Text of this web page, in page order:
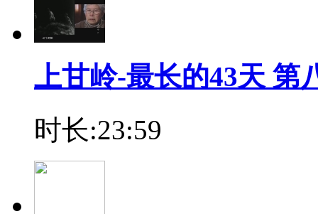
上甘岭-最长的43天 第
时长:23:59